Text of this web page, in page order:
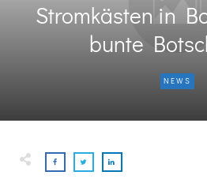
Stromkästen in
bunte
NEWS